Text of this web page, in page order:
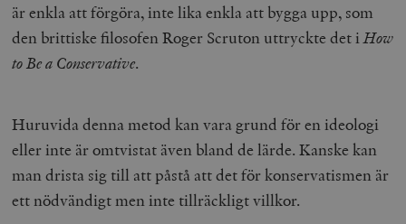
är enkla att förgöra, inte lika enkla att bygga upp, som
den brittiske filosofen Roger Scruton uttryckte det iHow
to Be a Conservative.
Huruvida denna metod kan vara grund för en ideologi
eller inte är omtvistat även bland de lärde. Kanske kan
man drista sig till att påstå att det för konservatismen är
ett nödvändigt men inte tillräckligt villkor.